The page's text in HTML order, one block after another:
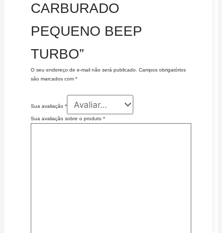
CARBURADO
PEQUENO BEEP
TURBO”
O seu endereço de e-mail não será publicado.
Campos obrigatórios
são marcados com *
Sua avaliação *
Sua avaliação sobre o produto *